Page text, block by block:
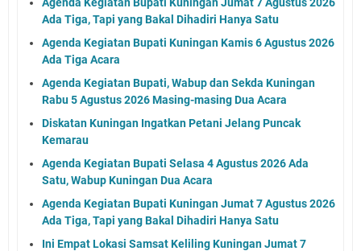
Ada Tiga, Tapi yang Bakal Dihadiri Hanya Satu
Agenda Kegiatan Bupati Kuningan Kamis 6 Agustus 2026
Ada Tiga Acara
Agenda Kegiatan Bupati, Wabup dan Sekda Kuningan
Rabu 5 Agustus 2026 Masing-masing Dua Acara
Diskatan Kuningan Ingatkan Petani Jelang Puncak
Kemarau
Agenda Kegiatan Bupati Selasa 4 Agustus 2026 Ada
Satu, Wabup Kuningan Dua Acara
Agenda Kegiatan Bupati Kuningan Jumat 7 Agustus 2026
Ada Tiga, Tapi yang Bakal Dihadiri Hanya Satu
Ini Empat Lokasi Samsat Keliling Kuningan Jumat 7